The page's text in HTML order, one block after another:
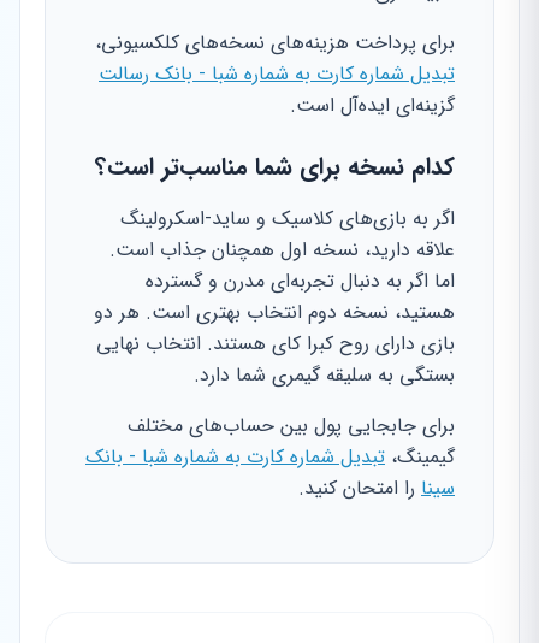
برای پرداخت هزینه‌های نسخه‌های کلکسیونی،
تبدیل شماره کارت به شماره شبا - بانک رسالت
گزینه‌ای ایده‌آل است.
کدام نسخه برای شما مناسب‌تر است؟
اگر به بازی‌های کلاسیک و ساید-اسکرولینگ
علاقه دارید، نسخه اول همچنان جذاب است.
اما اگر به دنبال تجربه‌ای مدرن و گسترده
هستید، نسخه دوم انتخاب بهتری است. هر دو
بازی دارای روح کبرا کای هستند. انتخاب نهایی
بستگی به سلیقه گیمری شما دارد.
برای جابجایی پول بین حساب‌های مختلف
گیمینگ، تبدیل شماره کارت به شماره شبا - بانک
سینا را امتحان کنید.